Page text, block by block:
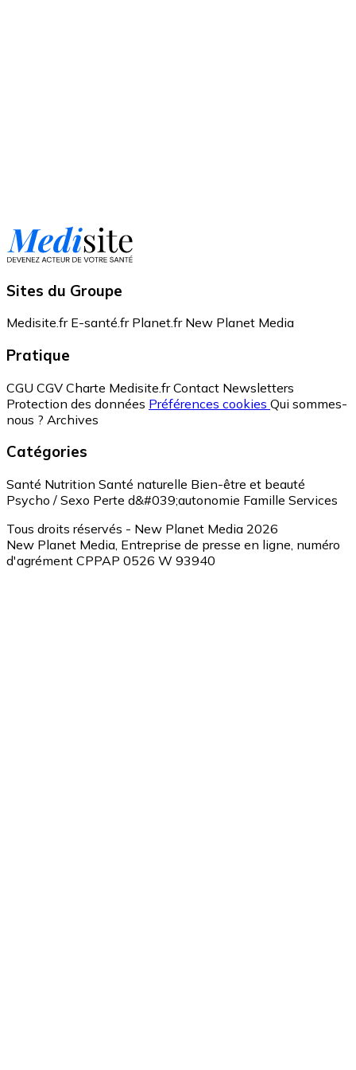
Sites du Groupe
Medisite.fr E-santé.fr Planet.fr New Planet Media
Pratique
CGU CGV Charte Medisite.fr Contact Newsletters
Protection des données Préférences cookies Qui sommes-
nous ? Archives
Catégories
Santé Nutrition Santé naturelle Bien-être et beauté
Psycho / Sexo Perte d&#039;autonomie Famille Services
Tous droits réservés - New Planet Media 2026
New Planet Media, Entreprise de presse en ligne, numéro
d'agrément CPPAP 0526 W 93940